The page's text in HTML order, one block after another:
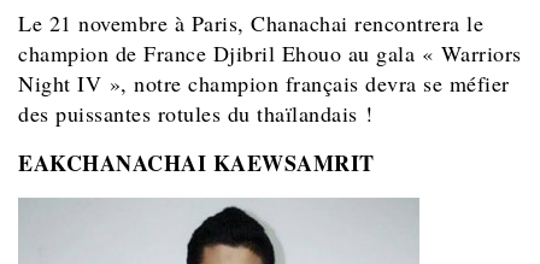
Le 21 novembre à Paris, Chanachai rencontrera le
champion de France Djibril Ehouo au gala « Warriors
Night IV », notre champion français devra se méfier
des puissantes rotules du thaïlandais !
EAKCHANACHAI KAEWSAMRIT